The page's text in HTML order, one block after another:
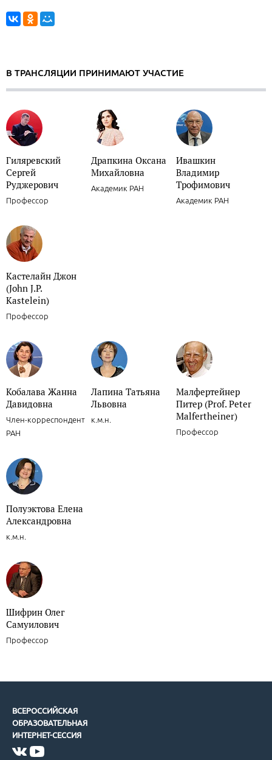
В ТРАНСЛЯЦИИ ПРИНИМАЮТ УЧАСТИЕ
Гиляревский
Сергей
Руджерович
Профессор
Драпкина Оксана
Михайловна
Академик РАН
Ивашкин
Владимир
Трофимович
Академик РАН
Кастелайн Джон
(John J.P.
Kastelein)
Профессор
Кобалава Жанна
Давидовна
Член-корреспондент
РАН
Лапина Татьяна
Львовна
к.м.н.
Малфертейнер
Питер (Prof. Peter
Malfertheiner)
Профессор
Полуэктова Елена
Александровна
к.м.н.
Шифрин Олег
Самуилович
Профессор
ВСЕРОССИЙСКАЯ
ОБРАЗОВАТЕЛЬНАЯ
ИНТЕРНЕТ-СЕССИЯ